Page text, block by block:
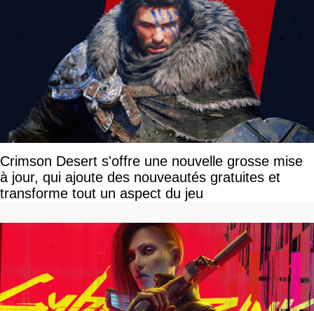
Crimson Desert s'offre une nouvelle grosse mise
à jour, qui ajoute des nouveautés gratuites et
transforme tout un aspect du jeu